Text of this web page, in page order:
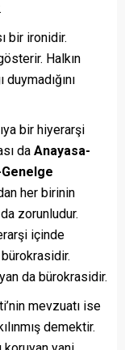
bir ironidir.
Halkın
bir hiyerarşi
da Anayasa-
her birinin
zorunludur.
içinde
da bürokrasidir.
mevzuatı ise
demektir.